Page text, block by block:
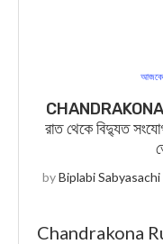
রাত থেকে বিদ্যুত
byBiplabi Sabyasachi
Chandrakona